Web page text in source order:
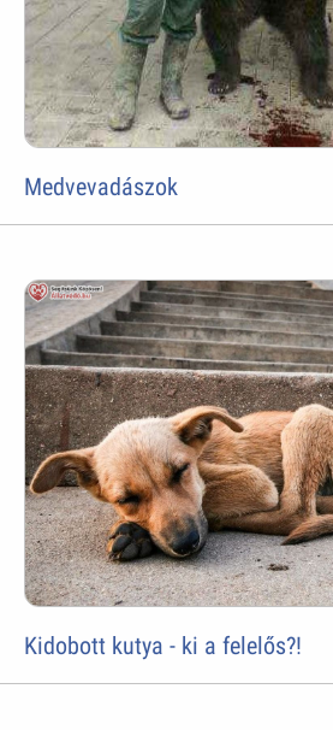
Medvevadászok
Kidobott kutya - ki a felelős?!